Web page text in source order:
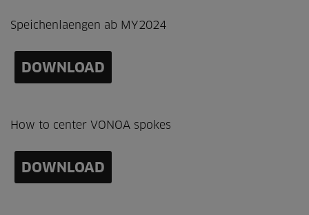
Speichenlaengen ab MY2024
DOWNLOAD
How to center VONOA spokes
DOWNLOAD